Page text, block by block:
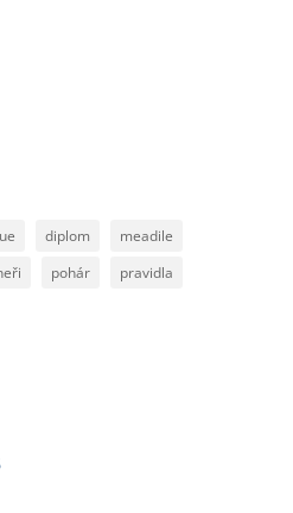
diplom
meadile
pohár
pravidla